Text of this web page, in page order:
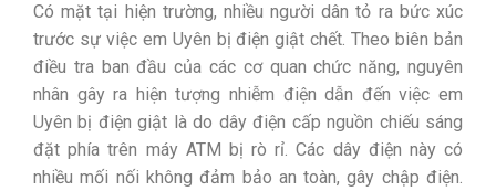
Có mặt tại hiện trường, nhiều người dân tỏ ra bức xúc
trước sự việc em Uyên bị điện giật chết. Theo biên bản
điều tra ban đầu của các cơ quan chức năng, nguyên
nhân gây ra hiện tượng nhiễm điện dẫn đến việc em
Uyên bị điện giật là do dây điện cấp nguồn chiếu sáng
đặt phía trên máy ATM bị rò rỉ. Các dây điện này có
nhiều mối nối không đảm bảo an toàn, gây chập điện.